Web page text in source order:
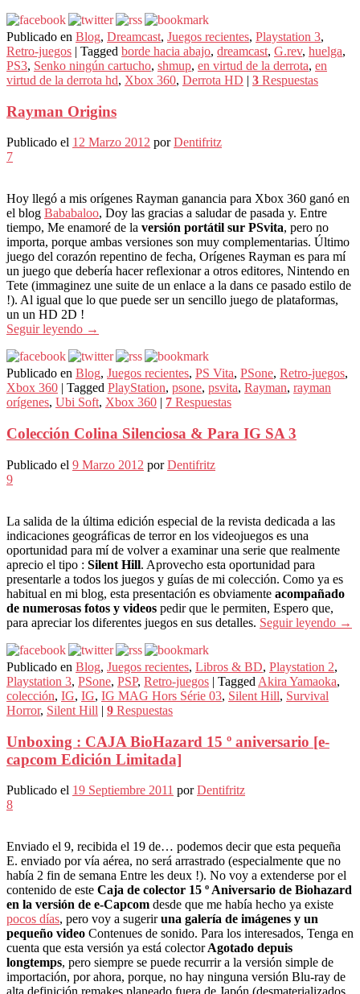
Publicado en Blog, Dreamcast, Juegos recientes, Playstation 3,
Retro-juegos | Tagged borde hacia abajo, dreamcast, G.rev, huelga,
PS3, Senko ningún cartucho, shmup, en virtud de la derrota, en
virtud de la derrota hd, Xbox 360, Derrota HD | 3 Respuestas
Rayman Origins
Publicado el 12 Marzo 2012 porDentifritz
7
Hoy llegó a mis orígenes Rayman ganancia para Xbox 360 ganó en
el blog Bababaloo, Doy las gracias a saludar de pasada y. Entre
tiempo, Me enamoré de la versión portátil sur PSvita, pero no
importa, porque ambas versiones son muy complementarias. Último
juego del corazón repentino de fecha, Orígenes Rayman es para mí
un juego que debería hacer reflexionar a otros editores, Nintendo en
Tete (immaginez une suite de un enlace a la dans ce pasado estilo de
!). Al igual que lo que puede ser un sencillo juego de plataformas,
un un HD 2D !
Seguir leyendo →
Publicado en Blog, Juegos recientes, PS Vita, PSone, Retro-juegos,
Xbox 360 | Tagged PlayStation, psone, psvita, Rayman, rayman
orígenes, Ubi Soft, Xbox 360 | 7 Respuestas
Colección Colina Silenciosa & Para IG SA 3
Publicado el 9 Marzo 2012 porDentifritz
9
La salida de la última edición especial de la revista dedicada a las
indicaciones geográficas de terror en los videojuegos es una
oportunidad para mí de volver a examinar una serie que realmente
aprecio el tipo : Silent Hill. Aprovecho esta oportunidad para
presentarle a todos los juegos y guías de mi colección. Como ya es
habitual en mi blog, esta presentación es obviamente acompañado
de numerosas fotos y videos pedir que le permiten, Espero que,
para apreciar los diferentes juegos en sus detalles. Seguir leyendo →
Publicado en Blog, Juegos recientes, Libros & BD, Playstation 2,
Playstation 3, PSone, PSP, Retro-juegos | Tagged Akira Yamaoka,
colección, IG, IG, IG MAG Hors Série 03, Silent Hill, Survival
Horror, Silent Hill | 9 Respuestas
Unboxing : CAJA BioHazard 15 º aniversario [e-
capcom Edición Limitada]
Publicado el 19 Septiembre 2011 porDentifritz
8
Enviado el 9, recibida el 19 de… podemos decir que esta pequeña
E. enviado por vía aérea, no será arrastrado (especialmente que no
había 2 fin de semana Entre les deux !). No voy a extenderse por el
contenido de este Caja de colector 15 º Aniversario de Biohazard
en la versión de e-Capcom desde que me había hecho ya existe
pocos días, pero voy a sugeriruna galería de imágenes y un
pequeño video Contenues de sonido. Para los interesados, Tenga en
cuenta que esta versión ya está colectorAgotado depuis
longtemps, pero siempre se puede recurrir a la versión simple de
importación, por ahora, porque, no hay ninguna versión Blu-ray de